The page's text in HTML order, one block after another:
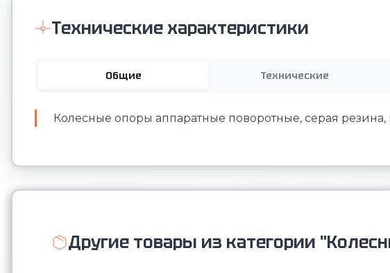
Технические характеристики
Общие Технические
Колесные опоры аппаратные поворотные, серая
Другие товары из категории